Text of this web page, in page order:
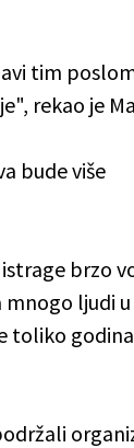
tim
rekao je
bude više
brzo
mnogo ljudi u
toliko